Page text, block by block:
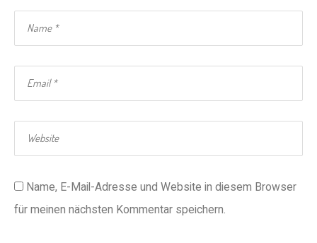
Name, E-Mail-Adresse und Website in diesem Browser
für meinen nächsten Kommentar speichern.